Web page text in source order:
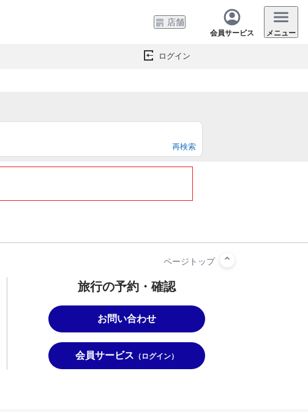
店舗
会員サービス メニュー
ログイン
再検索
旅行の予約・確認
お問い合わせ
会員サービス （ログイン）